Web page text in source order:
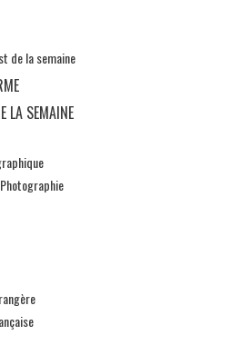
de la semaine
LA SEMAINE